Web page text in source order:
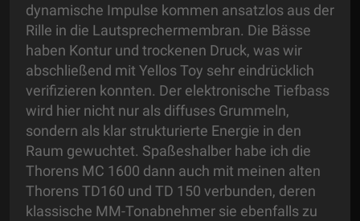
dynamische Impulse kommen ansatzlos aus der
Rille in die Lautsprechermembran. Die Bässe
haben Kontur und trockenen Druck, was wir
abschließend mit Yellos Toy sehr eindrücklich
verifizieren konnten. Der elektronische Tiefbass
wird hier nicht nur als diffuses Grummeln,
sondern als klar strukturierte Energie in den
Raum gewuchtet. Spaßeshalber habe ich die
Thorens MC 1600 dann auch mit meinen alten
Thorens TD160 und TD 150 verbunden, deren
klassische MM-Tonabnehmer sie ebenfalls zu